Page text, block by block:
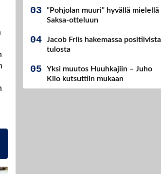
”Pohjolan muuri” hyvällä mielellä
Saksa-otteluun
Jacob Friis hakemassa positiivista
tulosta
Yksi muutos Huuhkajiin – Juho
Kilo kutsuttiin mukaan